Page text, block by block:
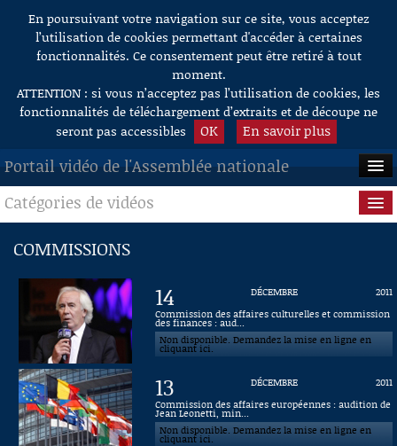
Aller au contenu
En poursuivant votre navigation sur ce site, vous acceptez
l’utilisation de cookies permettant d'accéder à certaines
fonctionnalités. Ce consentement peut être retiré à tout
moment.
ATTENTION : si vous n’acceptez pas l’utilisation de cookies, les
fonctionnalités de téléchargement d’extraits et de découpe ne
seront pas accessibles
OK En savoir plus
Portail vidéo de l'Assemblée nationale
ACCUEIL
EN DIRECT
À LA DEMANDE
RECHERCHE
AIDE À LA DÉCOUPE
DE VIDÉOS
Catégories de vidéos
Questions au Gouvernement
Commissions
Présidence
Évènements
Connaissance, Histoire
COMMISSIONS
14 DÉCEMBRE
2011
Commission des affaires culturelles et commission
des finances : aud...
Non disponible. Demandez la mise en ligne en
cliquant ici.
13 DÉCEMBRE
2011
Commission des affaires européennes : audition de
Jean Leonetti, min...
Non disponible. Demandez la mise en ligne en
cliquant ici.